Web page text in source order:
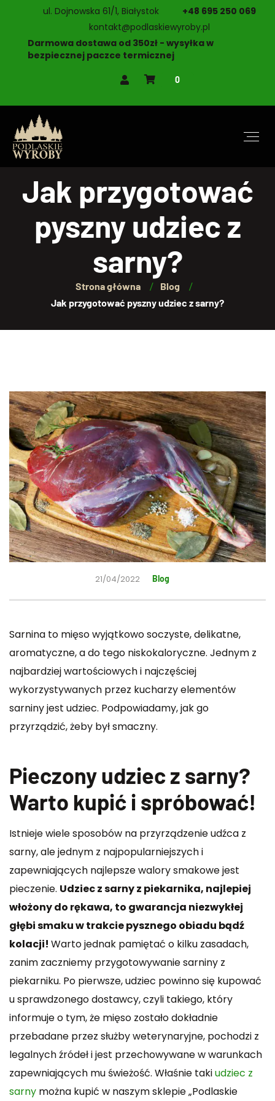
ul. Dojnowska 61/1, Białystok
+48 695 250 069
kontakt@podlaskiewyroby.pl
Darmowa dostawa od 350zł - wysyłka w
bezpiecznej paczce termicznej
0
Jak przygotować
pyszny udziec z
sarny?
Strona główna
Blog
Jak przygotować pyszny udziec z sarny?
21/04/2022 Blog
Sarnina to mięso wyjątkowo soczyste, delikatne,
aromatyczne, a do tego niskokaloryczne. Jednym z
najbardziej wartościowych i najczęściej
wykorzystywanych przez kucharzy elementów
sarniny jest udziec. Podpowiadamy, jak go
przyrządzić, żeby był smaczny.
Pieczony udziec z sarny?
Warto kupić i spróbować!
Istnieje wiele sposobów na przyrządzenie udźca z
sarny, ale jednym z najpopularniejszych i
zapewniających najlepsze walory smakowe jest
pieczenie. Udziec z sarny z piekarnika, najlepiej
włożony do rękawa, to gwarancja niezwykłej
głębi smaku w trakcie pysznego obiadu bądź
kolacji! Warto jednak pamiętać o kilku zasadach,
zanim zaczniemy przygotowywanie sarniny z
piekarniku. Po pierwsze, udziec powinno się kupować
u sprawdzonego dostawcy, czyli takiego, który
informuje o tym, że mięso zostało dokładnie
przebadane przez służby weterynaryjne, pochodzi z
legalnych źródeł i jest przechowywane w warunkach
zapewniających mu świeżość. Właśnie takiudziec z
sarny można kupić w naszym sklepie „Podlaskie